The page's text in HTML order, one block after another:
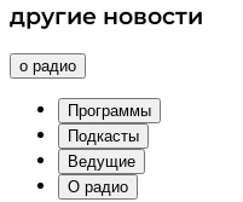
другие новости
о радио
Программы
Подкасты
Ведущие
О радио